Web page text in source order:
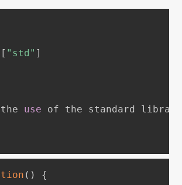
[ "std" ]
use of the standard
( ) {